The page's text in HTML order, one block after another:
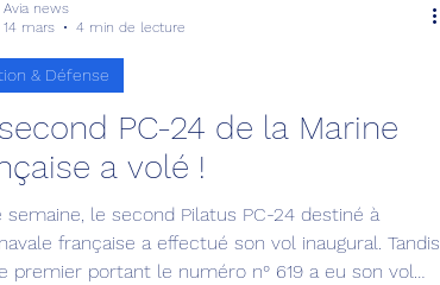
PC-24 de la Marine
a volé !
semaine, le second Pilatus PC-24 destiné à
française a effectué son vol inaugural. Tandis
portant le numéro n° 619 a eu son vol
& Défense
Avia news
14 mars
4 min de lecture